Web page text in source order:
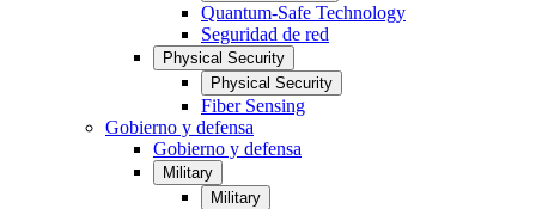
Quantum-Safe Technology
Seguridad de red
Physical Security
Physical Security
Fiber Sensing
Gobierno y defensa
Gobierno y defensa
Military
Military